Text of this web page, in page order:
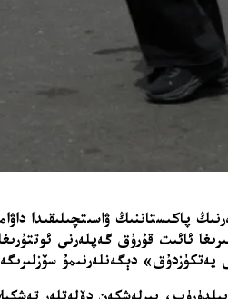
پاكىستاننىڭ ۋاسىتچىلىقىدا
ئائىت قۇرۇق گەپلەرنى
يەتكۈزدۇق» دېگەنلەرنىمۇ